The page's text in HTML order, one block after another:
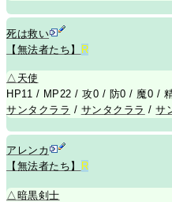
死は救い
【無法者たち】 R
△ 天使
HP11 / MP22 / 攻0 / 防0 / 魔0 /
サンタクララ / サンタクララ /サ
アレンカ
【無法者たち】
R
△ 暗黒剣士